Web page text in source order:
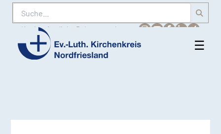
Suche
Karriere Amtliche Bekanntmachungen
Ev.-
☰